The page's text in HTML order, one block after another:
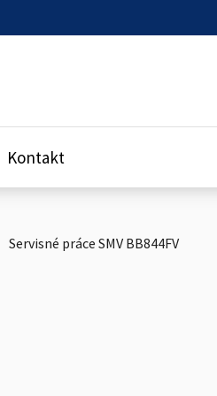
Kontakt
Servisné práce SMV BB844FV